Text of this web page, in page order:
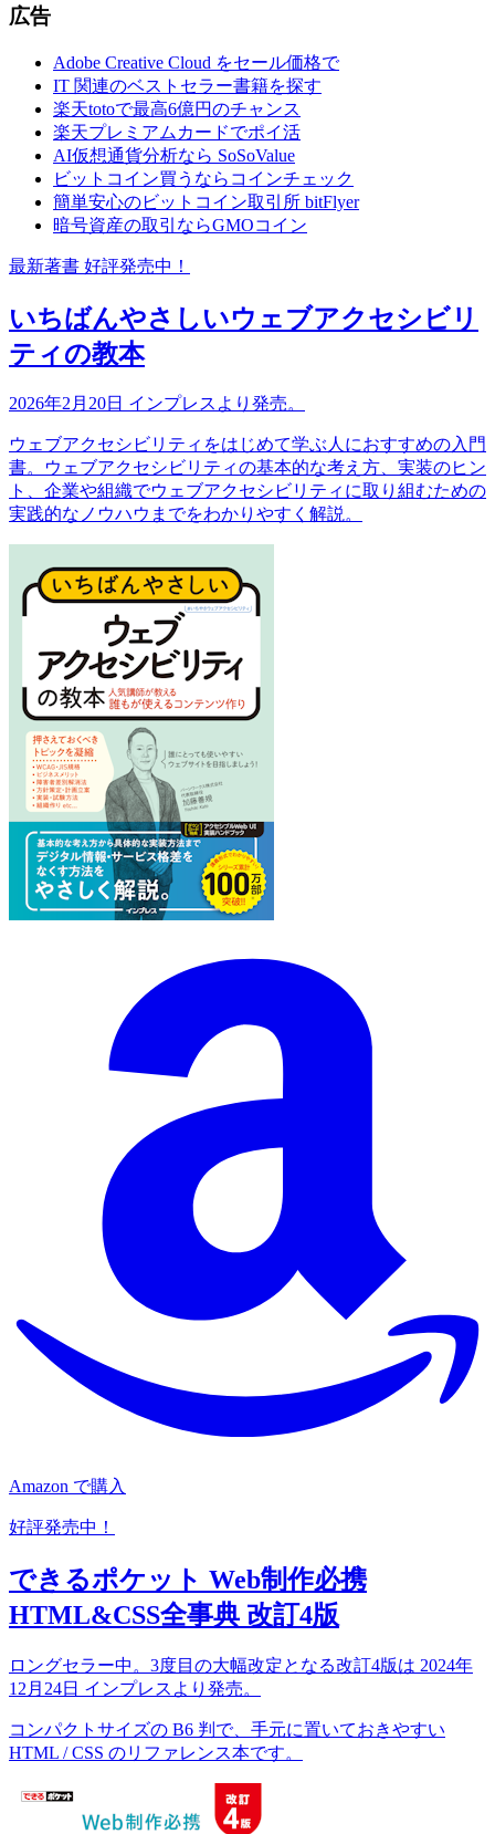
広告
Adobe Creative Cloud をセール価格で
IT 関連のベストセラー書籍を探す
楽天totoで最高6億円のチャンス
楽天プレミアムカードでポイ活
AI仮想通貨分析なら SoSoValue
ビットコイン買うならコインチェック
簡単安心のビットコイン取引所 bitFlyer
暗号資産の取引ならGMOコイン
最新著書 好評発売中！
いちばんやさしいウェブアクセシビリ
ティの教本
2026年2月20日 インプレスより発売。
ウェブアクセシビリティをはじめて学ぶ人におすすめの入門
書。ウェブアクセシビリティの基本的な考え方、実装のヒン
ト、企業や組織でウェブアクセシビリティに取り組むための
実践的なノウハウまでをわかりやすく解説。
Amazon で購入
好評発売中！
できるポケット Web制作必携
HTML&CSS全事典 改訂4版
ロングセラー中。3度目の大幅改定となる改訂4版は 2024年
12月24日 インプレスより発売。
コンパクトサイズの B6 判で、手元に置いておきやすい
HTML / CSS のリファレンス本です。